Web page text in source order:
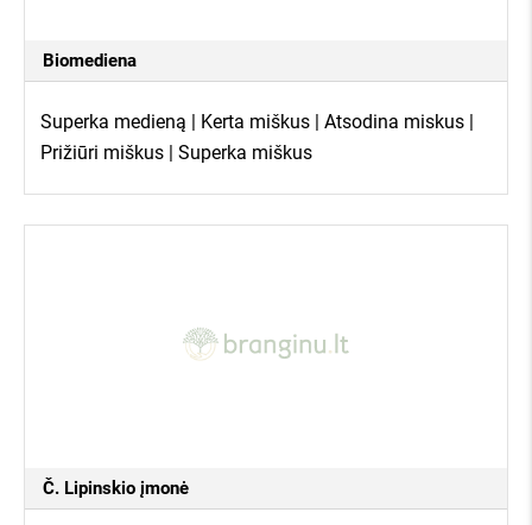
Biomediena
Superka medieną | Kerta miškus | Atsodina miskus |
Prižiūri miškus | Superka miškus
Č. Lipinskio įmonė